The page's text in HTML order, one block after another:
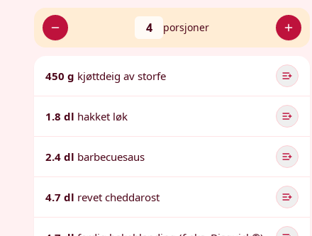
4 porsjoner
450 g kjøttdeig av storfe
1.8 dl hakket løk
2.4 dl barbecuesaus
4.7 dl revet cheddarost